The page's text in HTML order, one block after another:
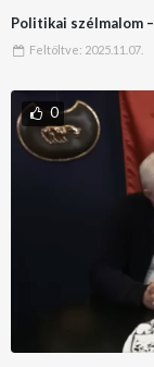
Politikai szélmalom
Feltöltve: 2025.11.07.
0